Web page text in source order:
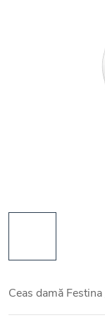
Ceas damă Festina